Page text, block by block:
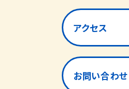
アクセス
お問い合わせ